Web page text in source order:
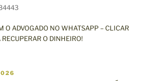
O ADVOGADO NO WHATSAPP – CLICAR
O DINHEIRO!